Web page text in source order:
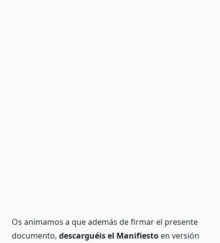
Os animamos a que además de firmar el presente
documento, descarguéis el Manifiesto en versión